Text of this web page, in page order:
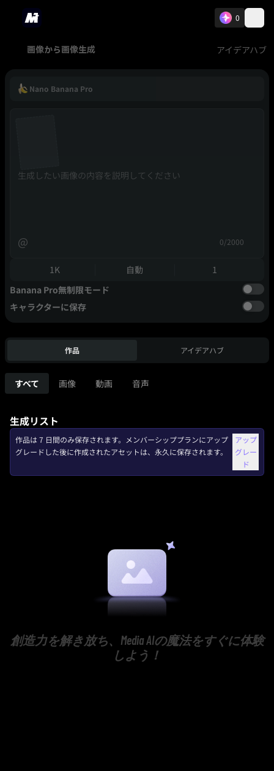
0
画像から画像生成 アイデアハブ
Nano Banana Pro
@ 0/2000
1K 自動
1
Banana Pro無制限モード
キャラクターに保存
作品 アイデアハブ
すべて 画像 動画 音声
生成リスト
作品は 7 日間のみ保存されます。メンバーシッププランにアップ
グレードした後に作成されたアセットは、永久に保存されます。
アップ
グレー
ド
創造力を解き放ち、Media AIの魔法をすぐに体験
しよう！